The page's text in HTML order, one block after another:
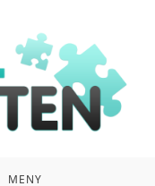
MENY